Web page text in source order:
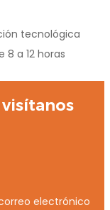
tecnológica
a 12 horas
electrónico